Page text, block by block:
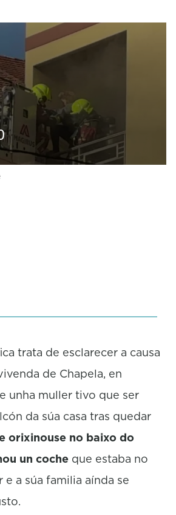
trata de esclarecer a causa
de Chapela, en
unha muller tivo que ser
da súa casa tras quedar
orixinouse no baixo do
un coche que estaba no
a súa familia aínda se